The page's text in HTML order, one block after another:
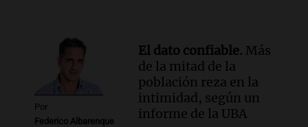
Por
Federico Albarenque
El dato confiable. Más
de la mitad de la
población reza en la
intimidad, según un
informe de la UBA